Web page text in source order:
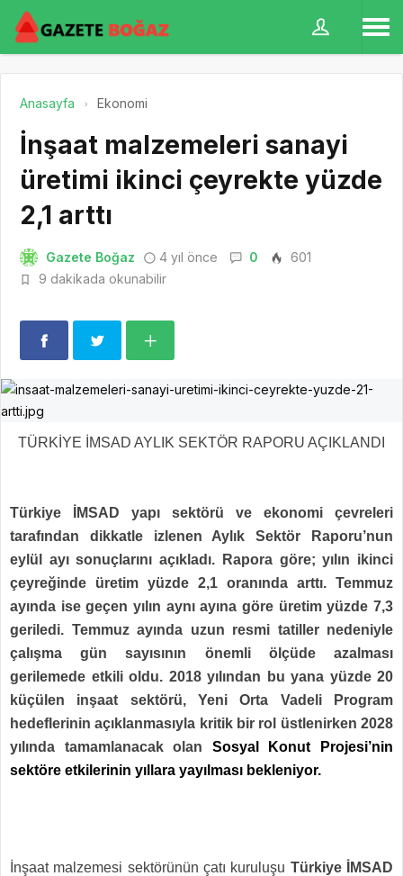
Anasayfa Ekonomi
İnşaat malzemeleri sanayi
üretimi ikinci çeyrekte yüzde
2,1 arttı
Gazete Boğaz 4 yıl önce 0
601
9 dakikada okunabilir
TÜRKİYE İMSAD AYLIK SEKTÖR RAPORU AÇIKLANDI
Türkiye İMSAD yapı sektörü ve ekonomi çevreleri
tarafından dikkatle izlenen Aylık Sektör Raporu’nun
eylül ayı sonuçlarını açıkladı. Rapora göre; yılın ikinci
çeyreğinde üretim yüzde 2,1 oranında arttı. Temmuz
ayında ise geçen yılın aynı ayına göre üretim yüzde 7,3
geriledi. Temmuz ayında uzun resmi tatiller nedeniyle
çalışma gün sayısının önemli ölçüde azalması
gerilemede etkili oldu. 2018 yılından bu yana yüzde 20
küçülen inşaat sektörü, Yeni Orta Vadeli Program
hedeflerinin açıklanmasıyla kritik bir rol üstlenirken 2028
yılında tamamlanacak olan Sosyal Konut Projesi’nin
sektöre etkilerinin yıllara yayılması bekleniyor.
İnşaat malzemesi sektörünün çatı kuruluşu Türkiye İMSAD